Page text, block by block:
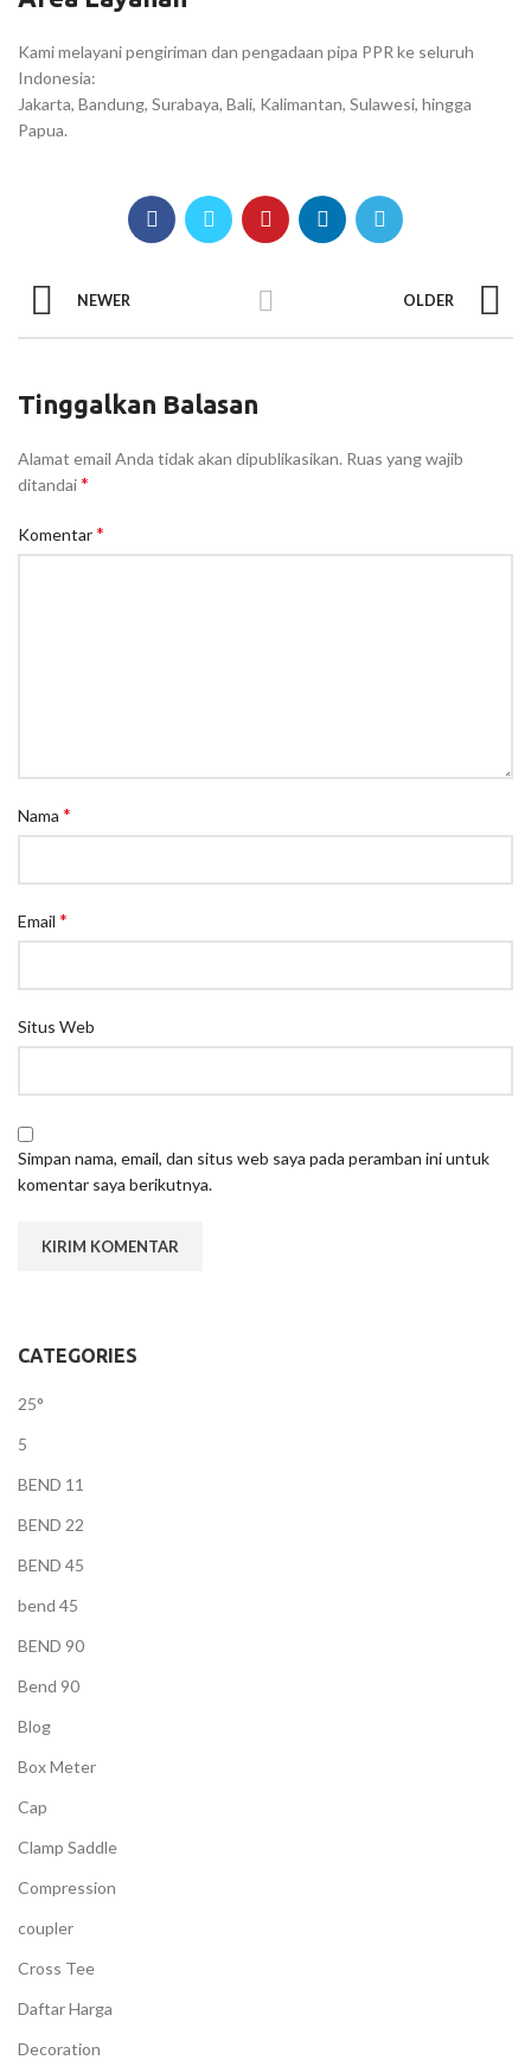
Kami melayani pengiriman dan pengadaan pipa PPR ke seluruh
Indonesia:
Jakarta, Bandung, Surabaya, Bali, Kalimantan, Sulawesi, hingga
Papua.
NEWER OLDER
Tinggalkan Balasan
Alamat email Anda tidak akan dipublikasikan. Ruas yang wajib
ditandai*
Komentar*
Nama *
Email *
Situs Web
Simpan nama, email, dan situs web saya pada peramban ini untuk
komentar saya berikutnya.
CATEGORIES
25°
5
BEND 11
BEND 22
BEND 45
bend 45
BEND 90
Bend 90
Blog
Box Meter
Cap
Clamp Saddle
Compression
coupler
Cross Tee
Daftar Harga
Decoration